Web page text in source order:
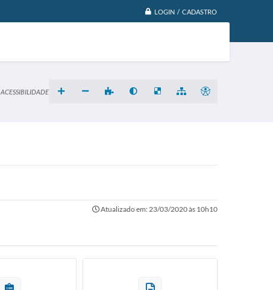
LOGIN / CADASTRO
ACESSIBILIDADE
Atualizado em: 23/03/2020 às 10h10